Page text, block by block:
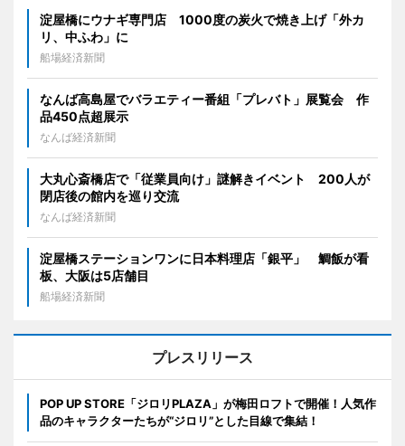
淀屋橋にウナギ専門店 1000度の炭火で焼き上げ「外カ
リ、中ふわ」に
船場経済新聞
なんば高島屋でバラエティー番組「プレバト」展覧会 作
品450点超展示
なんば経済新聞
大丸心斎橋店で「従業員向け」謎解きイベント 200人が
閉店後の館内を巡り交流
なんば経済新聞
淀屋橋ステーションワンに日本料理店「銀平」 鯛飯が看
板、大阪は5店舗目
船場経済新聞
プレスリリース
POP UP STORE「ジロリPLAZA」が梅田ロフトで開催！人気作
品のキャラクターたちが“ジロリ”とした目線で集結！